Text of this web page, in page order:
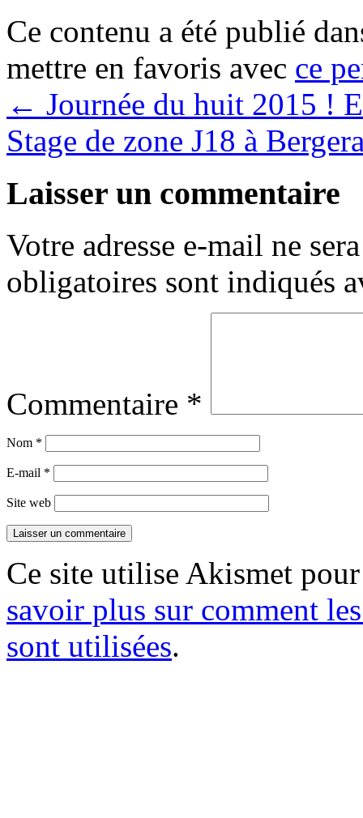
Ce contenu a été publié
mettre en favoris avec ce
← Journée du huit 2015 !
Stage de zone J18 à
Laisser un commentaire
Votre adresse e-mail ne
obligatoires sont indiqués
Commentaire *
Nom *
E-mail *
Site web
Ce site utilise Akismet
savoir plus sur comment
sont utilisées.